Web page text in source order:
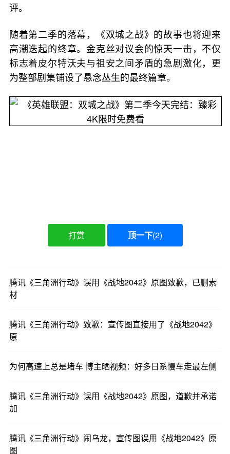
评。
随着第二季的落幕，《双城之战》的故事也将迎来
高潮迭起的终章。金克丝对议会的惊天一击，不仅
标志着皮尔特沃夫与祖安之间矛盾的急剧激化，更
为整部剧集铺设了悬念丛生的最终篇章。
打赏 顶一下(2)
腾讯《三角洲行动》误用《战地2042》原图致歉，已删素
材
腾讯《三角洲行动》致歉：宣传图直接用了《战地2042》
原
为何高速上总是堵车 博主晒视频：好多日系慢车走最左侧
腾讯《三角洲行动》误用《战地2042》原图，道歉并承诺
加
腾讯《三角洲行动》闹乌龙，宣传图误用《战地2042》原
图